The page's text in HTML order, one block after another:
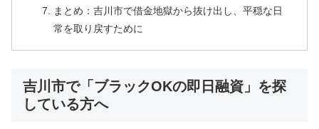
まとめ：吉川市で借金地獄から抜け出し、平穏な日
常を取り戻すために
吉川市で「ブラックOKの即日融資」を探
している方へ